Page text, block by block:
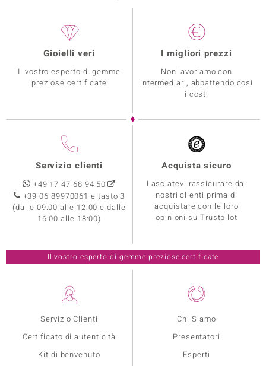
Servizio Clienti
Certificato di autenticità
Kit di benvenuto
Chi Siamo
Presentatori
Esperti
Gioielli veri
Il vostro esperto di gemme
preziose certificate
I migliori prezzi
Non lavoriamo con
intermediari, abbattendo così
i costi
Servizio clienti
+49 17 47 68 94 50
+39 06 89970061 e tasto 3
(dalle 09:00 alle 12:00 e dalle
16:00 alle 18:00)
Acquista sicuro
Lasciatevi rassicurare dai
nostri clienti prima di
acquistare con le loro
opinioni su Trustpilot
Il vostro esperto di gemme preziose certificate